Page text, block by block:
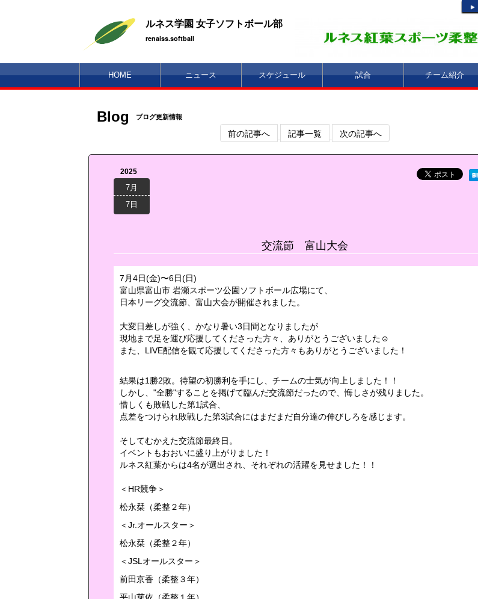
ルネス学園 女子ソフトボール部
renaiss.softball
HOME ニュース スケジュール 試合 チーム紹介
Blog ブログ更新情報
前の記事へ 記事一覧 次の記事へ
2025
7月
7日
交流節 富山大会
7月4日(金)〜6日(日)
富山県富山市 岩瀬スポーツ公園ソフトボール広場にて、
日本リーグ交流節、富山大会が開催されました。
大変日差しが強く、かなり暑い3日間となりましたが
現地まで足を運び応援してくださった方々、ありがとうございました☺
また、LIVE配信を観て応援してくださった方々もありがとうございました！
結果は1勝2敗。待望の初勝利を手にし、チームの士気が向上しました！！
しかし、"全勝"することを掲げて臨んだ交流節だったので、悔しさが残りました。
惜しくも敗戦した第1試合、
点差をつけられ敗戦した第3試合にはまだまだ自分達の伸びしろを感じます。
そしてむかえた交流節最終日。
イベントもおおいに盛り上がりました！
ルネス紅葉からは4名が選出され、それぞれの活躍を見せました！！
＜HR競争＞
松永栞（柔整２年）
＜Jr.オールスター＞
松永栞（柔整２年）
＜JSLオールスター＞
前田京香（柔整３年）